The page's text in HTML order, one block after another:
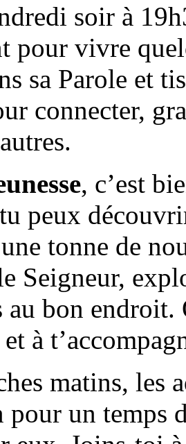
soir à
pour vivre
sa Parole et
connecter,
, c’est
peux
tonne de
Seigneur,
au bon endroit.
à
matins, les
un temps